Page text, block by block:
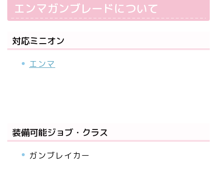
エンマガンブレードについて
対応ミニオン
エンマ
装備可能ジョブ・クラス
ガンブレイカー